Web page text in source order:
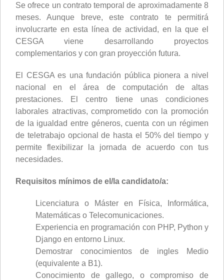
Se ofrece un contrato temporal de aproximadamente 8
meses. Aunque breve, este contrato te permitirá
involucrarte en esta línea de actividad, en la que el
CESGA viene desarrollando proyectos
complementarios y con gran proyección futura.
El CESGA es una fundación pública pionera a nivel
nacional en el área de computación de altas
prestaciones. El centro tiene unas condiciones
laborales atractivas, comprometido con la promoción
de la igualdad entre géneros, cuenta con un régimen
de teletrabajo opcional de hasta el 50% del tiempo y
permite flexibilizar la jornada de acuerdo con tus
necesidades.
Requisitos mínimos de el/la candidato/a:
Licenciatura o Máster en Física, Informática,
Matemáticas o Telecomunicaciones.
Experiencia en programación con PHP, Python y
Django en entorno Linux.
Demostrar conocimientos de ingles Medio
(equivalente a B1).
Conocimiento de gallego, o compromiso de